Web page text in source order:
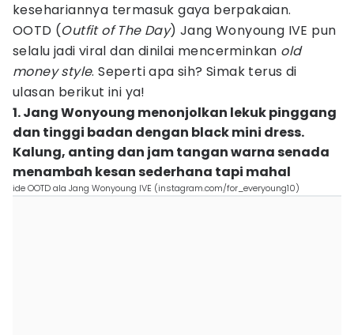
kesehariannya termasuk gaya berpakaian.
OOTD (Outfit of The Day) Jang Wonyoung IVE pun
selalu jadi viral dan dinilai mencerminkan old
money style. Seperti apa sih? Simak terus di
ulasan berikut ini ya!
1. Jang Wonyoung menonjolkan lekuk pinggang
dan tinggi badan dengan black mini dress.
Kalung, anting dan jam tangan warna senada
menambah kesan sederhana tapi mahal
ide OOTD ala Jang Wonyoung IVE (instagram.com/for_everyoung10)